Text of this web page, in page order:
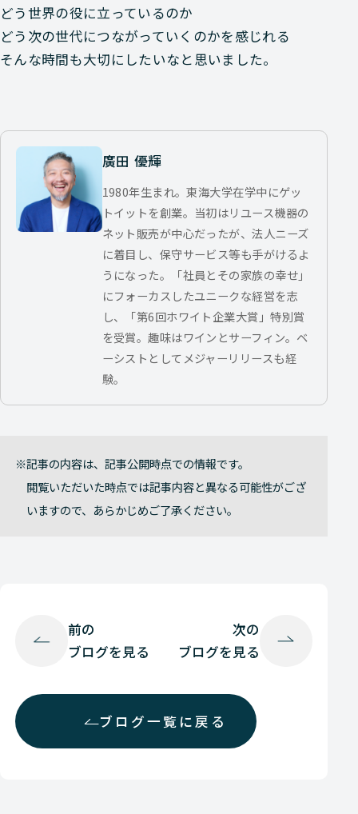
どう世界の役に立っているのか
どう次の世代につながっていくのかを感じれる
そんな時間も大切にしたいなと思いました。
廣田 優輝
1980年生まれ。東海大学在学中にゲッ
トイットを創業。当初はリユース機器の
ネット販売が中心だったが、法人ニーズ
に着目し、保守サービス等も手がけるよ
うになった。「社員とその家族の幸せ」
にフォーカスしたユニークな経営を志
し、「第6回ホワイト企業大賞」特別賞
を受賞。趣味はワインとサーフィン。ベ
ーシストとしてメジャーリリースも経
験。
記事の内容は、記事公開時点での情報です。
閲覧いただいた時点では記事内容と異なる可能性がござ
いますので、あらかじめご了承ください。
前の
ブログを見る
ブログ一覧に戻る
次の
ブログを見る